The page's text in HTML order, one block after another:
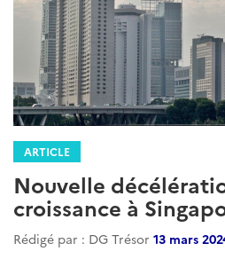
ARTICLE
Nouvelle
croissance à
Rédigé par : DG Trésor 13 mars